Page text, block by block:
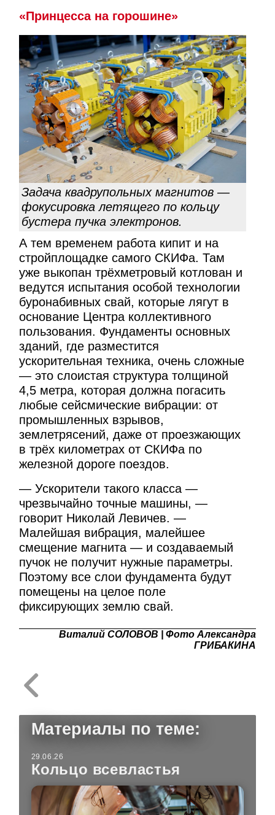
«Принцесса на горошине»
Задача квадрупольных магнитов —
фокусировка летящего по кольцу
бустера пучка электронов.
А тем временем работа кипит и на
стройплощадке самого СКИФа. Там
уже выкопан трёхметровый котлован и
ведутся испытания особой технологии
буронабивных свай, которые лягут в
основание Центра коллективного
пользования. Фундаменты основных
зданий, где разместится
ускорительная техника, очень сложные
— это слоистая структура толщиной
4,5 метра, которая должна погасить
любые сейсмические вибрации: от
промышленных взрывов,
землетрясений, даже от проезжающих
в трёх километрах от СКИФа по
железной дороге поездов.
— Ускорители такого класса —
чрезвычайно точные машины, —
говорит Николай Левичев. —
Малейшая вибрация, малейшее
смещение магнита — и создаваемый
пучок не получит нужные параметры.
Поэтому все слои фундамента будут
помещены на целое поле
фиксирующих землю свай.
Виталий СОЛОВОВ | Фото Александра
ГРИБАКИНА
Материалы по теме:
29.06.26
Кольцо всевластья